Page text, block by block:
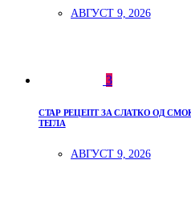
АВГУСТ 9, 2026
3
СТАР РЕЦЕПТ ЗА СЛАТКО ОД
ТЕГЛА
АВГУСТ 9, 2026